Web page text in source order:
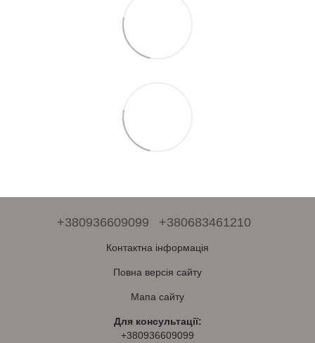
+380936609099 +380683461210
Контактна інформація
Повна версія сайту
Мапа сайту
Для консультації:
+380936609099